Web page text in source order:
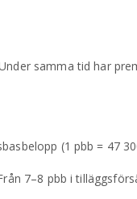
samma tid har
(1 pbb = 47
7–8 pbb i